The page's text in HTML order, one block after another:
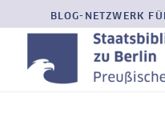
BLOG-NETZWERK